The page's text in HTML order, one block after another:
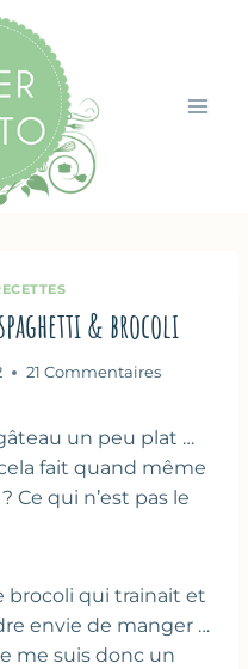
& brocoli
21 Commentaires
un peu plat …
fait quand même
Ce qui n’est pas le
brocoli qui trainait et
envie de manger …
me suis donc un